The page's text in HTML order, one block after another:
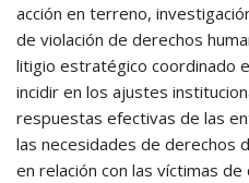
acción en terreno,
de violación de derechos
litigio estratégico coordinado
incidir en los ajustes
respuestas efectivas de las
las necesidades de derechos
en relación con las víctimas